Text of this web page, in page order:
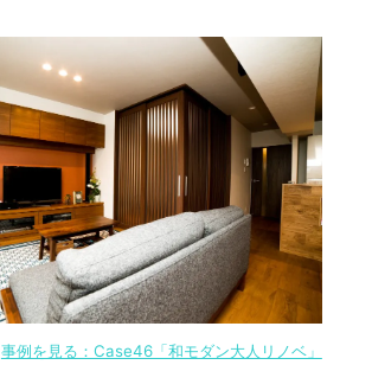
事例を見る：Case46「和モダン大人リノベ」